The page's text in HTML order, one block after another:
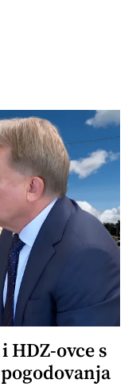
HDZ-ovce s